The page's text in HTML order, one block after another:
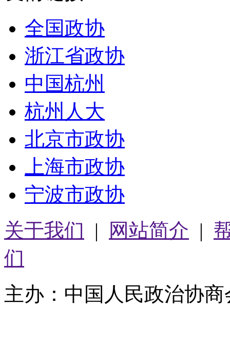
全国政协
浙江省政协
中国杭州
杭州人大
北京市政协
上海市政协
宁波市政协
关于我们 | 网站简介 |
们
主办：中国人民政治协